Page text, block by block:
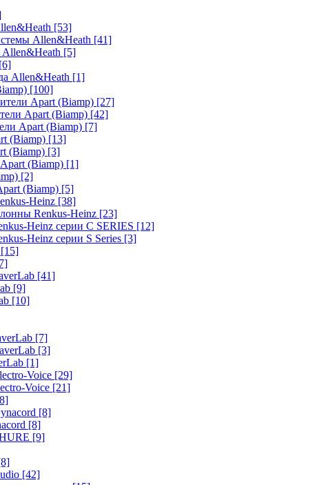
[53]
Allen&Heath [41]
[5]
[6]
Allen&Heath [1]
[100]
Apart (Biamp) [27]
Apart (Biamp) [42]
Apart (Biamp) [7]
(Biamp) [13]
(Biamp) [3]
(Biamp) [1]
[2]
(Biamp) [5]
Heinz [38]
Renkus-Heinz [23]
Heinz серии C SERIES [12]
Heinz серии S Series [3]
[15]
[41]
[9]
[10]
[7]
[3]
[1]
Voice [29]
Voice [21]
[8]
[8]
[9]
[42]